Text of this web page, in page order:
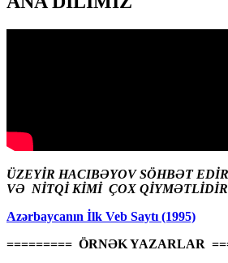
ÜZEYİR HACIBƏYOV SÖHBƏT
VƏ NİTQİ KİMİ ÇOX
Azərbaycanın İlk Veb Saytı (1995)
========= ÖRNƏK YAZARLAR